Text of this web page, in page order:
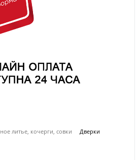
литье, кочерги, совки Дверки